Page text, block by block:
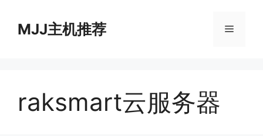
MJJ主机推荐 菜
raksmart云服务器